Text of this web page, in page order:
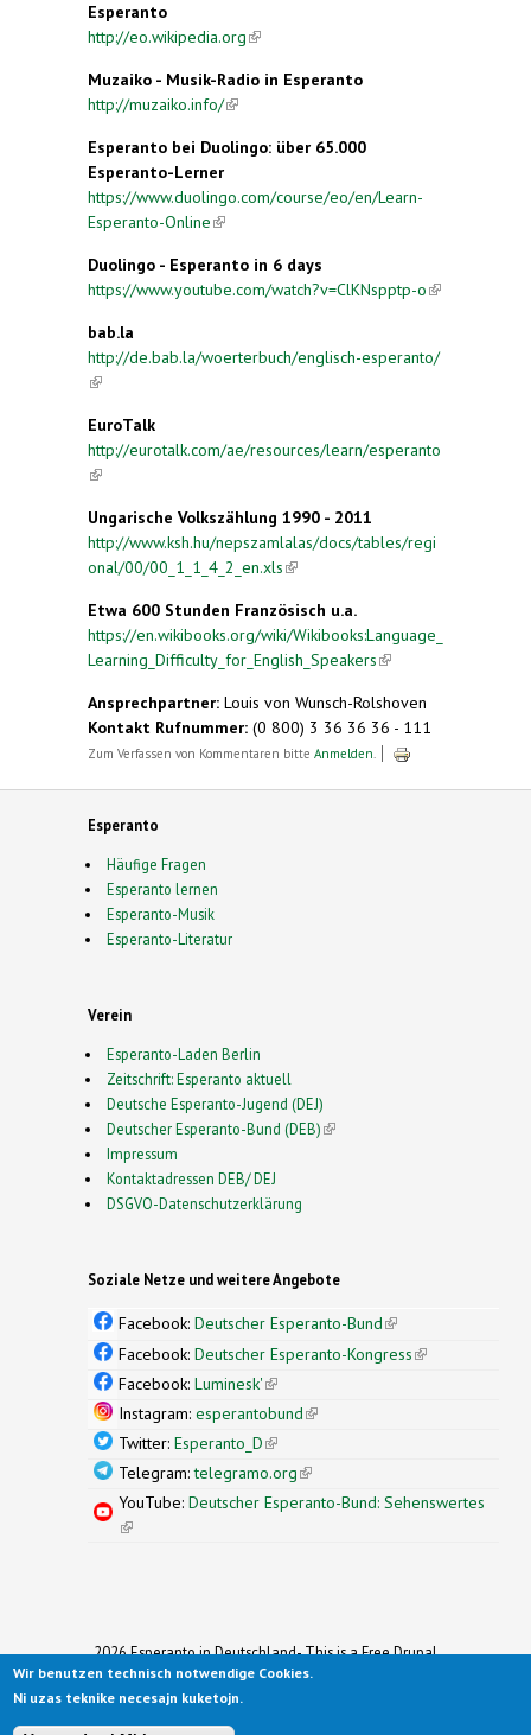
Esperanto
http://eo.wikipedia.org(link is external)
Muzaiko - Musik-Radio in Esperanto
http://muzaiko.info/(link is external)
Esperanto bei Duolingo: über 65.000
Esperanto-Lerner
https://www.duolingo.com/course/eo/en/Learn-
Esperanto-Online(link is external)
Duolingo - Esperanto in 6 days
https://www.youtube.com/watch?v=ClKNspptp-o(link is
bab.la
http://de.bab.la/woerterbuch/englisch-esperanto/
(link is external)
EuroTalk
http://eurotalk.com/ae/resources/learn/esperanto
(link is external)
Ungarische Volkszählung 1990 - 2011
http://www.ksh.hu/nepszamlalas/docs/tables/regi
onal/00/00_1_1_4_2_en.xls(link is external)
Etwa 600 Stunden Französisch u.a.
https://en.wikibooks.org/wiki/Wikibooks:Language_
Learning_Difficulty_for_English_Speakers(link is
Ansprechpartner: Louis von Wunsch-Rolshoven
Kontakt Rufnummer: (0 800) 3 36 36 36 - 111
Zum Verfassen von Kommentaren bitte Anmelden
Esperanto
Häufige Fragen
Esperanto lernen
Esperanto-Musik
Esperanto-Literatur
Verein
Esperanto-Laden Berlin
Zeitschrift: Esperanto aktuell
Deutsche Esperanto-Jugend (DEJ)
Deutscher Esperanto-Bund (DEB)(link is external)
Impressum
Kontaktadressen DEB/ DEJ
DSGVO-Datenschutzerklärung
Soziale Netze und weitere Angebote
Facebook: Deutscher Esperanto-Bund(link is
external)
Facebook: Deutscher Esperanto-Kongress(link is
Facebook: Luminesk'(link is external)
Instagram: esperantobund(link is external)
Twitter: Esperanto_D(link is external)
Telegram:telegramo.org(link is external)
YouTube: Deutscher Esperanto-Bund: Sehenswertes
(link is external)
2026 Esperanto in Deutschland- This is a Free Drupal
Theme
Ported to Drupal for the Open Source Community by
Wir benutzen technisch notwendige Cookies.
Ni uzas teknike necesajn kuketojn.